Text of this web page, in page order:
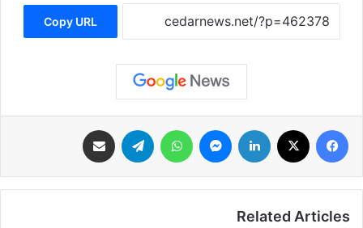
Copy URL
فيسبوك لينكدإن ماسنجر واتساب تيلقرام
Related Articles